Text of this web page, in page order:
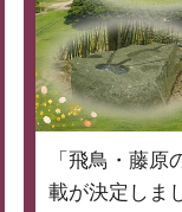
「飛鳥・藤
載が決定しま